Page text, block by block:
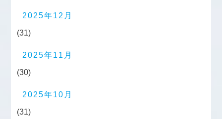
2025年12月
(31)
2025年11月
(30)
2025年10月
(31)